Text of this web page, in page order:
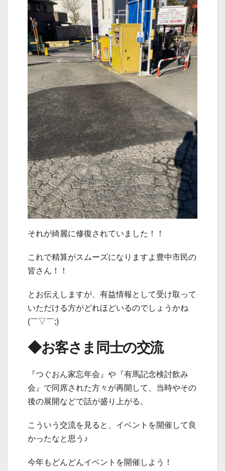
それが綺麗に修復されていました！！
これで精算がスムーズになりますよ豊中市民の
皆さん！！
とお伝えしますが、有益情報として受け取って
いただける方がどれほどいるのでしょうかね
(￣▽￣;)
◆お客さま同士の交流
『つぐおん家忘年会』や『有馬記念検討飲み
会』で同席された方々が再開して、当時やその
後の展開などで話が盛り上がる。
こういう交流を見ると、イベントを開催して良
かったなと思う♪
今年もどんどんイベントを開催しよう！